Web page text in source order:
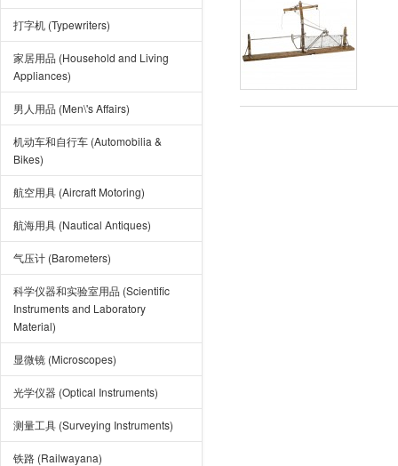
打字机 (Typewriters)
家居用品 (Household and Living
Appliances)
男人用品 (Men\'s Affairs)
机动车和自行车 (Automobilia &
Bikes)
航空用具 (Aircraft Motoring)
航海用具 (Nautical Antiques)
气压计 (Barometers)
科学仪器和实验室用品 (Scientific
Instruments and Laboratory
Material)
显微镜 (Microscopes)
光学仪器 (Optical Instruments)
测量工具 (Surveying Instruments)
铁路 (Railwayana)